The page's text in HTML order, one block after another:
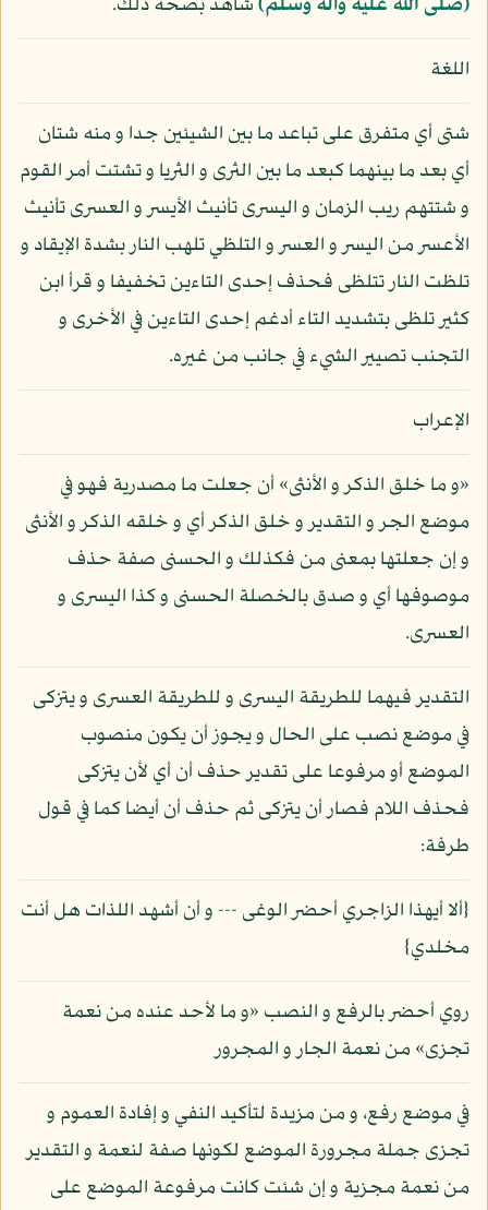
(صلى الله عليه وآله وسلم)شاهد بصحة ذلك.
اللغة
شتى أي متفرق على تباعد ما بين الشيئين جدا و منه شتان
أي بعد ما بينهما كبعد ما بين الثرى و الثريا و تشتت أمر القوم
و شتتهم ريب الزمان و اليسرى تأنيث الأيسر و العسرى تأنيث
الأعسر من اليسر و العسر و التلظي تلهب النار بشدة الإيقاد و
تلظت النار تتلظى فحذف إحدى التاءين تخفيفا و قرأ ابن
كثير تلظى بتشديد التاء أدغم إحدى التاءين في الأخرى و
التجنب تصيير الشيء في جانب من غيره.
الإعراب
«و ما خلق الذكر و الأنثى» أن جعلت ما مصدرية فهو في
موضع الجر و التقدير و خلق الذكر أي و خلقه الذكر و الأنثى
و إن جعلتها بمعنى من فكذلك و الحسنى صفة حذف
موصوفها أي و صدق بالخصلة الحسنى و كذا اليسرى و
العسرى.
التقدير فيهما للطريقة اليسرى و للطريقة العسرى و يتزكى
في موضع نصب على الحال و يجوز أن يكون منصوب
الموضع أو مرفوعا على تقدير حذف أن أي لأن يتزكى
فحذف اللام فصار أن يتزكى ثم حذف أن أيضا كما في قول
طرفة:
{ألا أيهذا الزاجري أحضر الوغى --- و أن أشهد اللذات هل أنت
مخلدي}
روي أحضر بالرفع و النصب «و ما لأحد عنده من نعمة
تجزى» من نعمة الجار و المجرور
في موضع رفع، و من مزيدة لتأكيد النفي و إفادة العموم و
تجزى جملة مجرورة الموضع لكونها صفة لنعمة و التقدير
من نعمة مجزية و إن شئت كانت مرفوعة الموضع على